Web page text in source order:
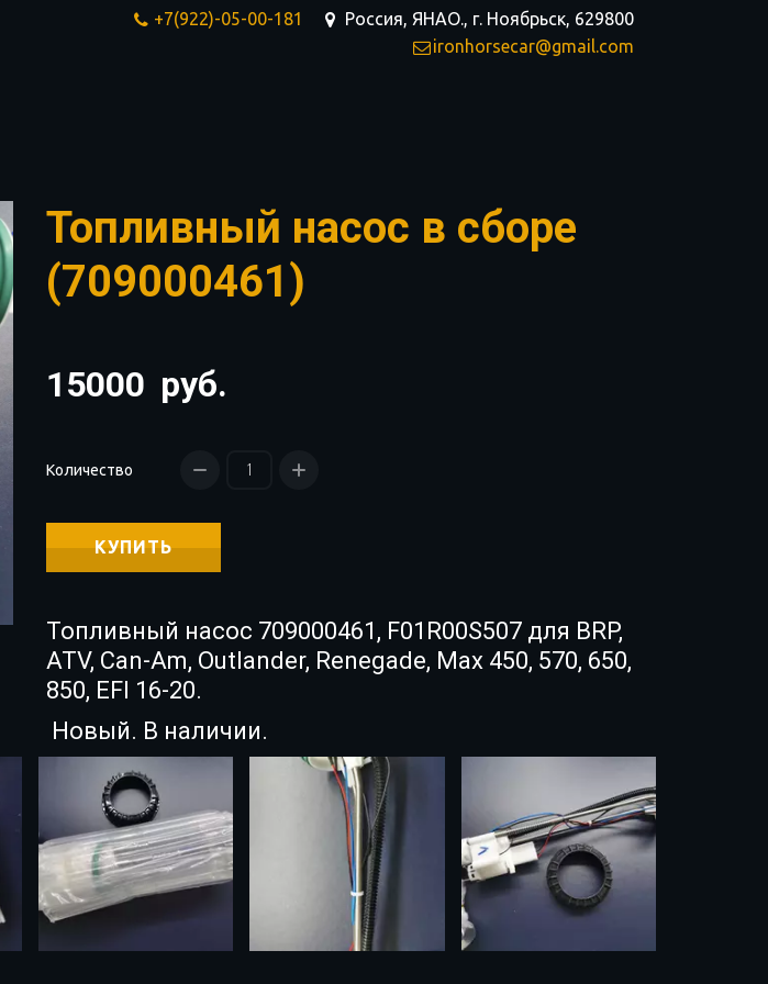
Россия, ЯНАО., г. Ноябрьск, 629800
+7(922)-05-00-181
ironhorsecar@gmail.com
Топливный насос в сборе
(709000461)
15000 руб.
Количество
КУПИТЬ
Топливный насос 709000461, F01R00S507 для BRP,
ATV, Can-Am, Outlander, Renegade, Max 450, 570, 650,
850, EFI 16-20.
Новый. В наличии.